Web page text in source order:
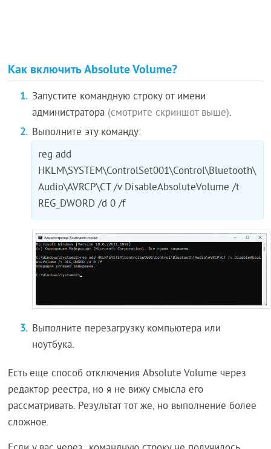
Как включить Absolute Volume?
Запустите командную строку от имени
администратора (смотрите скриншот выше).
Выполните эту команду:
reg add
HKLM\SYSTEM\ControlSet001\Control\Bluetooth\
Audio\AVRCP\CT /v DisableAbsoluteVolume /t
REG_DWORD /d 0 /f
Выполните перезагрузку компьютера или
ноутбука.
Есть еще способ отключения Absolute Volume через
редактор реестра, но я не вижу смысла его
рассматривать. Результат тот же, но выполнение более
сложное.